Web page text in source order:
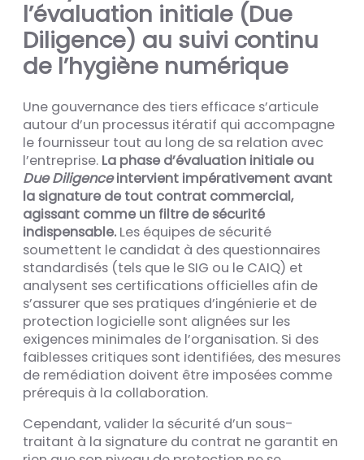
l’évaluation initiale (Due
Diligence) au suivi continu
de l’hygiène numérique
Une gouvernance des tiers efficace s’articule
autour d’un processus itératif qui accompagne
le fournisseur tout au long de sa relation avec
l’entreprise. La phase d’évaluation initiale ou
Due Diligenceintervient impérativement avant
la signature de tout contrat commercial,
agissant comme un filtre de sécurité
indispensable. Les équipes de sécurité
soumettent le candidat à des questionnaires
standardisés (tels que le SIG ou le CAIQ) et
analysent ses certifications officielles afin de
s’assurer que ses pratiques d’ingénierie et de
protection logicielle sont alignées sur les
exigences minimales de l’organisation. Si des
faiblesses critiques sont identifiées, des mesures
de remédiation doivent être imposées comme
prérequis à la collaboration.
Cependant, valider la sécurité d’un sous-
traitant à la signature du contrat ne garantit en